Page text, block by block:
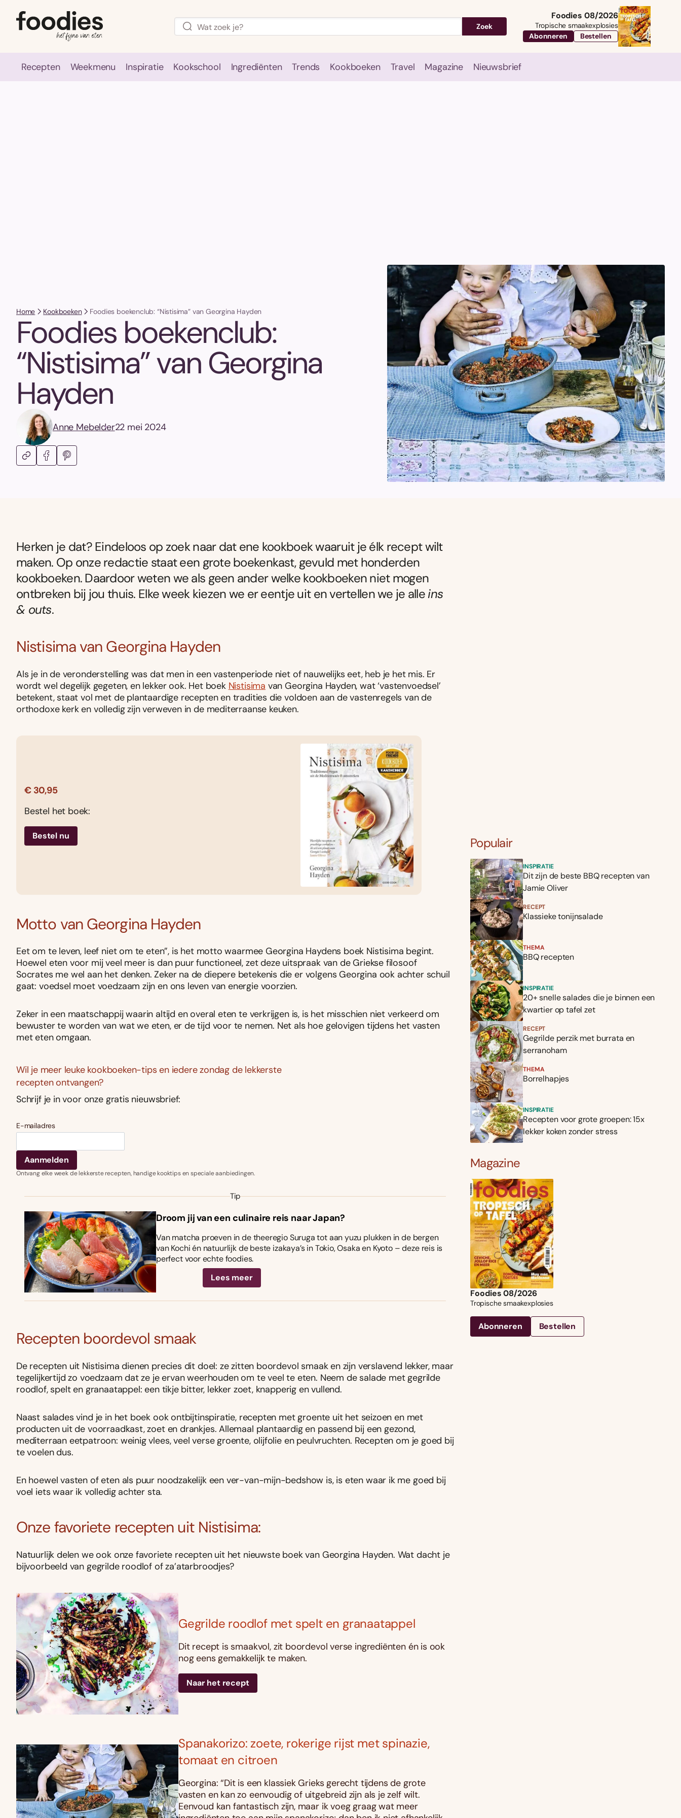
Zoek
Foodies 08/2026
Tropische smaakexplosies
Abonneren
Bestellen
Recepten Weekmenu Inspiratie Kookschool Ingrediënten Trends Kookboeken Travel Magazine Nieuwsbrief
Home Kookboeken Foodies boekenclub: “Nistisima” van Georgina Hayden
Foodies boekenclub:
“Nistisima” van Georgina
Hayden
Anne Mebelder22 mei 2024
Herken je dat? Eindeloos op zoek naar dat ene kookboek waaruit je élk recept wilt
maken. Op onze redactie staat een grote boekenkast, gevuld met honderden
kookboeken. Daardoor weten we als geen ander welke kookboeken niet mogen
ontbreken bij jou thuis. Elke week kiezen we er eentje uit en vertellen we je alleins
& outs.
Nistisima van Georgina Hayden
Als je in de veronderstelling was dat men in een vastenperiode niet of nauwelijks eet, heb je het mis. Er
wordt wel degelijk gegeten, en lekker ook. Het boek Nistisima van Georgina Hayden, wat ‘vastenvoedsel’
betekent, staat vol met de plantaardige recepten en tradities die voldoen aan de vastenregels van de
orthodoxe kerk en volledig zijn verweven in de mediterraanse keuken.
€ 30,95
Bestel het boek:
Bestel nu
Motto van Georgina Hayden
Eet om te leven, leef niet om te eten”, is het motto waarmee Georgina Haydens boek Nistisima begint.
Hoewel eten voor mij veel meer is dan puur functioneel, zet deze uitspraak van de Griekse filosoof
Socrates me wel aan het denken. Zeker na de diepere betekenis die er volgens Georgina ook achter schuil
gaat: voedsel moet voedzaam zijn en ons leven van energie voorzien.
Zeker in een maatschappij waarin altijd en overal eten te verkrijgen is, is het misschien niet verkeerd om
bewuster te worden van wat we eten, er de tijd voor te nemen. Net als hoe gelovigen tijdens het vasten
met eten omgaan.
Wil je meer leuke kookboeken-tips en iedere zondag de lekkerste
recepten ontvangen?
Schrijf je in voor onze gratis nieuwsbrief:
E-mailadres
Ontvang elke week de lekkerste recepten, handige kooktips en speciale aanbiedingen.
Tip
Droom jij van een culinaire reis naar Japan?
Van matcha proeven in de theeregio Suruga tot aan yuzu plukken in de bergen
van Kochi én natuurlijk de beste izakaya’s in Tokio, Osaka en Kyoto – deze reis is
perfect voor echte foodies.
Lees meer
Recepten boordevol smaak
De recepten uit Nistisima dienen precies dit doel: ze zitten boordevol smaak en zijn verslavend lekker, maar
tegelijkertijd zo voedzaam dat ze je ervan weerhouden om te veel te eten. Neem de salade met gegrilde
roodlof, spelt en granaatappel: een tikje bitter, lekker zoet, knapperig en vullend.
Naast salades vind je in het boek ook ontbijtinspiratie, recepten met groente uit het seizoen en met
producten uit de voorraadkast, zoet en drankjes. Allemaal plantaardig en passend bij een gezond,
mediterraan eetpatroon: weinig vlees, veel verse groente, olijfolie en peulvruchten. Recepten om je goed bij
te voelen dus.
En hoewel vasten of eten als puur noodzakelijk een ver-van-mijn-bedshow is, is eten waar ik me goed bij
voel iets waar ik volledig achter sta.
Onze favoriete recepten uit Nistisima:
Natuurlijk delen we ook onze favoriete recepten uit het nieuwste boek van Georgina Hayden. Wat dacht je
bijvoorbeeld van gegrilde roodlof of za’atarbroodjes?
Gegrilde roodlof met spelt en granaatappel
Dit recept is smaakvol, zit boordevol verse ingrediënten én is ook
nog eens gemakkelijk te maken.
Naar het recept
Spanakorizo: zoete, rokerige rijst met spinazie,
tomaat en citroen
Georgina: “Dit is een klassiek Grieks gerecht tijdens de grote
vasten en kan zo eenvoudig of uitgebreid zijn als je zelf wilt.
Eenvoud kan fantastisch zijn, maar ik voeg graag wat meer
Populair
INSPIRATIE
Dit zijn de beste BBQ recepten van
Jamie Oliver
RECEPT
Klassieke tonijnsalade
THEMA
BBQ recepten
INSPIRATIE
20+ snelle salades die je binnen een
kwartier op tafel zet
RECEPT
Gegrilde perzik met burrata en
serranoham
THEMA
Borrelhapjes
INSPIRATIE
Recepten voor grote groepen: 15x
lekker koken zonder stress
Magazine
Foodies 08/2026
Tropische smaakexplosies
Abonneren Bestellen